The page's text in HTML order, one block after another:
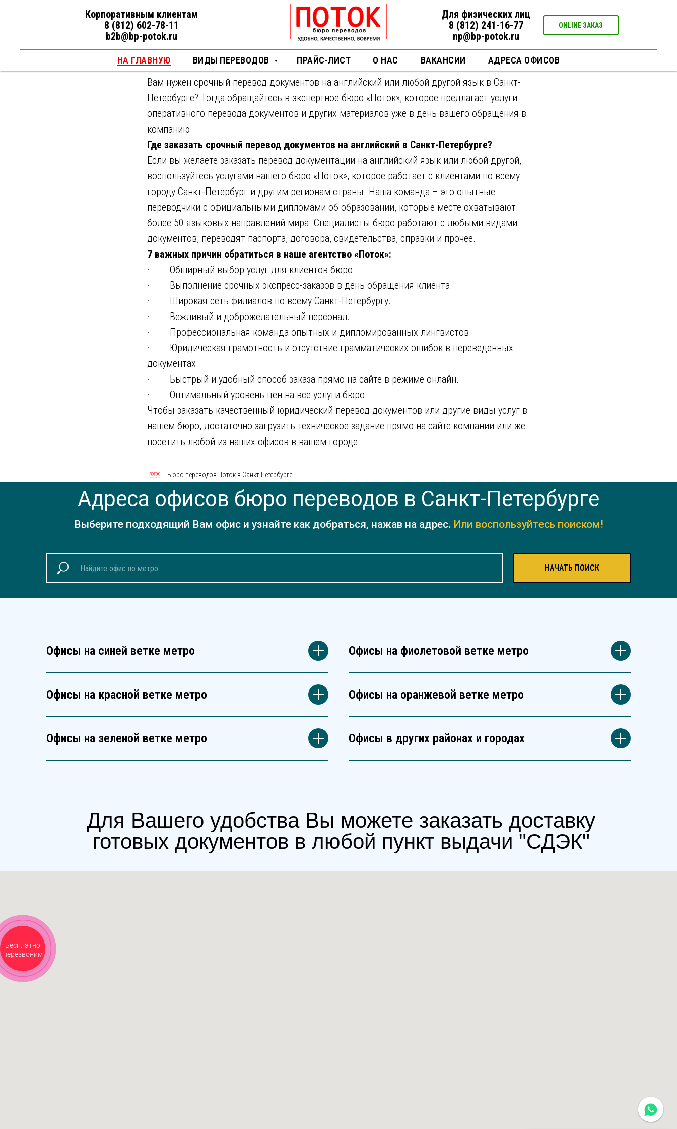
Корпоративным клиентам
8 (812) 602-78-11
b2b@bp-potok.ru
Для физических лиц
8 (812) 241-16-77
np@bp-potok.ru
ONLINE ЗАКАЗ
НА ГЛАВНУЮ ВИДЫ ПЕРЕВОДОВ ПРАЙС-ЛИСТ О НАС ВАКАНСИИ АДРЕСА ОФИСОВ
Срочный перевод документов на английский в
Санкт-Петербурге
2022-10-24 14:20 СРОЧНЫЙ ПЕРЕВОД
Вам нужен срочный перевод документов на английский или любой другой язык в Санкт-
Петербурге? Тогда обращайтесь в экспертное бюро «Поток», которое предлагает услуги
оперативного перевода документов и других материалов уже в день вашего обращения в
компанию.
Где заказать срочный перевод документов на английский в Санкт-Петербурге?
Если вы желаете заказать перевод документации на английский язык или любой другой,
воспользуйтесь услугами нашего бюро «Поток», которое работает с клиентами по всему
городу Санкт-Петербург и другим регионам страны. Наша команда – это опытные
переводчики с официальными дипломами об образовании, которые месте охватывают
более 50 языковых направлений мира. Специалисты бюро работают с любыми видами
документов, переводят паспорта, договора, свидетельства, справки и прочее.
7 важных причин обратиться в наше агентство «Поток»:
· Обширный выбор услуг для клиентов бюро.
· Выполнение срочных экспресс-заказов в день обращения клиента.
· Широкая сеть филиалов по всему Санкт-Петербургу.
· Вежливый и доброжелательный персонал.
· Профессиональная команда опытных и дипломированных лингвистов.
· Юридическая грамотность и отсутствие грамматических ошибок в переведенных
документах.
· Быстрый и удобный способ заказа прямо на сайте в режиме онлайн.
· Оптимальный уровень цен на все услуги бюро.
Чтобы заказать качественный юридический перевод документов или другие виды услуг в
нашем бюро, достаточно загрузить техническое задание прямо на сайте компании или же
посетить любой из наших офисов в вашем городе.
Бюро переводов Поток в Санкт-Петербурге
Адреса офисов бюро переводов в Санкт-Петербурге
Выберите подходящий Вам офис и узнайте как добраться, нажав на адрес. Или воспользуйтесь поиском!
НАЧАТЬ ПОИСК
Офисы на синей ветке метро
Офисы на красной ветке метро
Офисы на зеленой ветке метро
Офисы на фиолетовой ветке метро
Офисы на оранжевой ветке метро
Офисы в других районах и городах
Для Вашего удобства Вы можете заказать доставку
готовых документов в любой пункт выдачи "СДЭК"
Бесплатно
перезвоним